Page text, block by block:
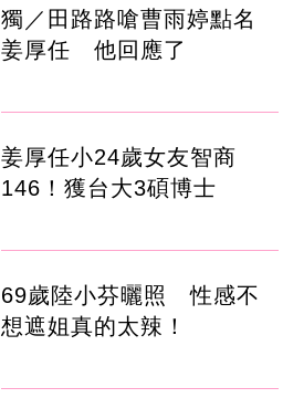
獨／田路路嗆曹雨婷點名
姜厚任 他回應了
姜厚任小24歲女友智商
146！獲台大3碩博士
69歲陸小芬曬照 性感不
想遮姐真的太辣！